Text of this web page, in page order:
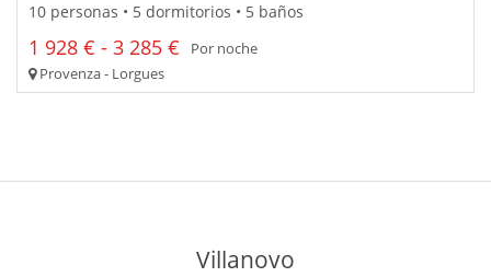
10 personas • 5 dormitorios • 5 baños
1 928 € - 3 285 €
Por noche
Provenza - Lorgues
Villanovo